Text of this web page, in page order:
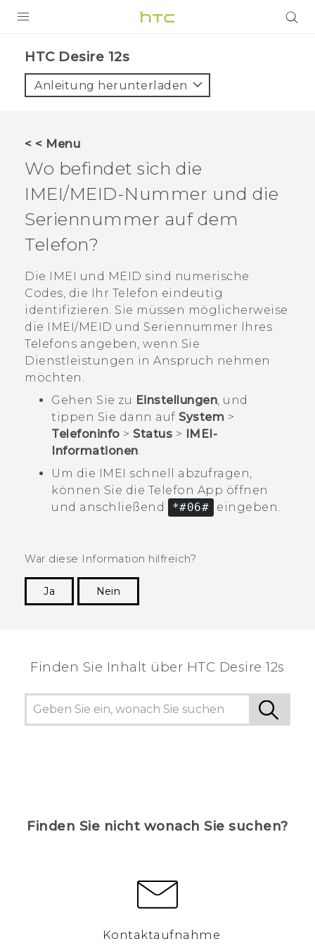
VIVE
VIVERSE
UNTERSTÜTZUNG
HTC-Geräte und Zubehör
Anmelden
HTC Desire 12s‎
Anleitung herunterladen
< < Menu
Wo befindet sich die
IMEI/MEID-Nummer und die
Seriennummer auf dem
Telefon?
Die IMEI und MEID sind numerische
Codes, die Ihr Telefon eindeutig
identifizieren. Sie müssen möglicherweise
die IMEI/MEID und Seriennummer Ihres
Telefons angeben, wenn Sie
Dienstleistungen in Anspruch nehmen
möchten.
Gehen Sie zu Einstellungen, und
tippen Sie dann auf System >
Telefoninfo > Status >
IMEI-
Informationen.
Um die IMEI schnell abzufragen,
können Sie die Telefon App öffnen
und anschließend
*#06# eingeben.
War diese Information hilfreich?
Ja
Nein
Finden Sie Inhalt über‎ HTC Desire 12s
Finden Sie nicht wonach Sie suchen?
Kontaktaufnahme